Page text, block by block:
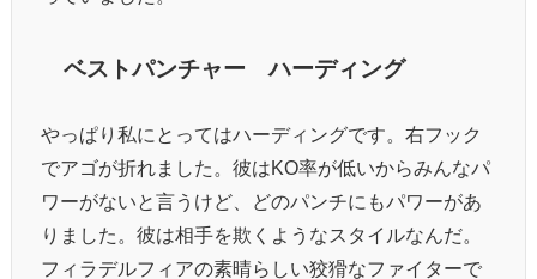
ベストパンチャー ハーディング
やっぱり私にとってはハーディングです。右フック
でアゴが折れました。彼はKO率が低いからみんなパ
ワーがないと言うけど、どのパンチにもパワーがあ
りました。彼は相手を欺くようなスタイルなんだ。
フィラデルフィアの素晴らしい狡猾なファイターで